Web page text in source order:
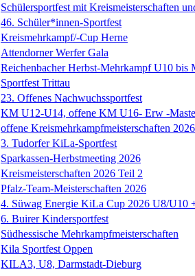
Schülersportfest mit Kreismeisterschaften
46. Schüler*innen-Sportfest
Kreismehrkampf/-Cup Herne
Attendorner Werfer Gala
Reichenbacher Herbst-Mehrkampf U10 bis
Sportfest Trittau
23. Offenes Nachwuchssportfest
KM U12-U14, offene KM U16- Erw -
offene Kreismehrkampfmeisterschaften 2026
3. Tudorfer KiLa-Sportfest
Sparkassen-Herbstmeeting 2026
Kreismeisterschaften 2026 Teil 2
Pfalz-Team-Meisterschaften 2026
4. Süwag Energie KiLa Cup 2026 U8/U10
6. Buirer Kindersportfest
Südhessische Mehrkampfmeisterschaften
Kila Sportfest Oppen
KILA3, U8, Darmstadt-Dieburg